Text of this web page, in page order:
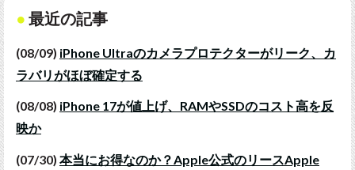
最近の記事
(08/09) iPhone Ultraのカメラプロテクターがリーク、カ
ラバリがほぼ確定する
(08/08) iPhone 17が値上げ、RAMやSSDのコスト高を反
映か
(07/30) 本当にお得なのか？Apple公式のリースApple